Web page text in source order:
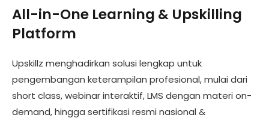
All-in-One Learning & Upskilling
Platform
Upskillz menghadirkan solusi lengkap untuk
pengembangan keterampilan profesional, mulai dari
short class, webinar interaktif, LMS dengan materi on-
demand, hingga sertifikasi resmi nasional &